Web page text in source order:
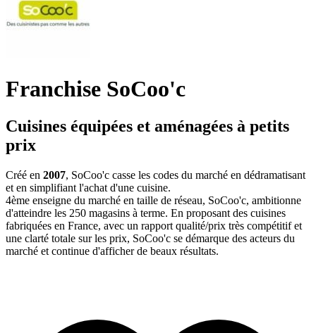
Franchise SoCoo'c
Cuisines équipées et aménagées à petits
prix
Créé en 2007, SoCoo'c casse les codes du marché en dédramatisant
et en simplifiant l'achat d'une cuisine.
4ème enseigne du marché en taille de réseau, SoCoo'c, ambitionne
d'atteindre les 250 magasins à terme. En proposant des cuisines
fabriquées en France, avec un rapport qualité/prix très compétitif et
une clarté totale sur les prix, SoCoo'c se démarque des acteurs du
marché et continue d'afficher de beaux résultats.